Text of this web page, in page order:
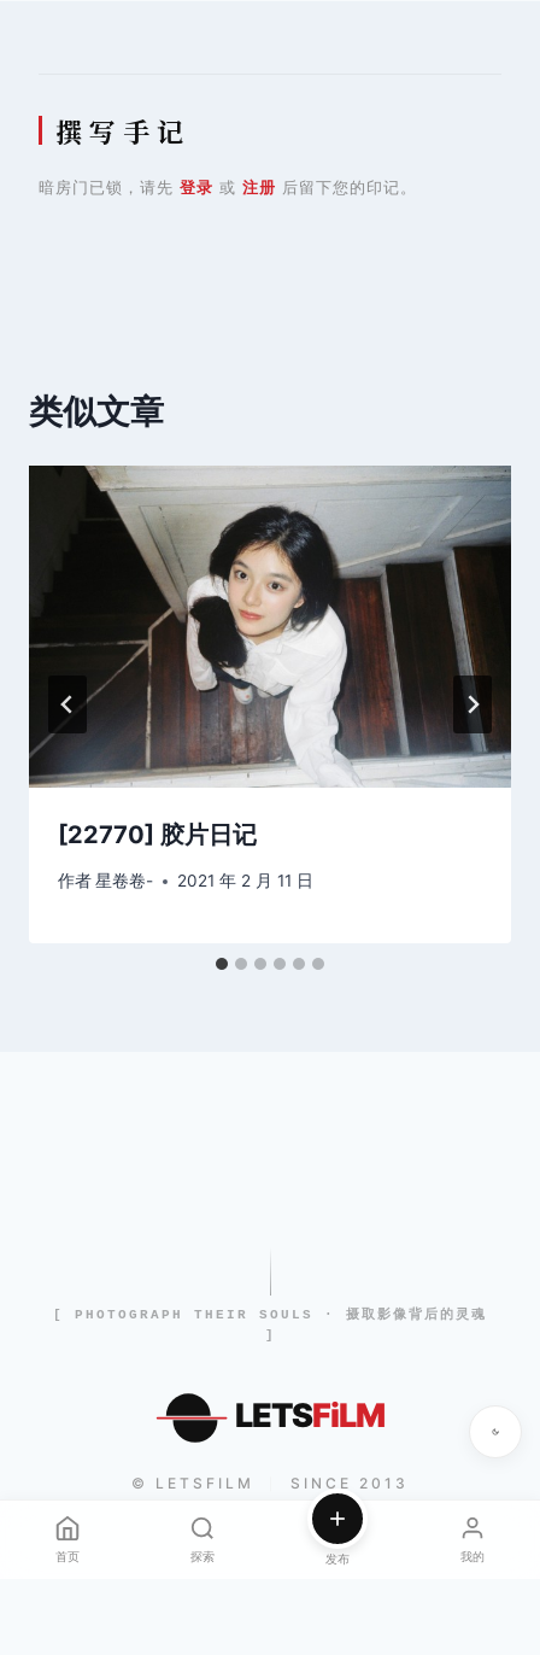
撰 写 手 记
暗房门已锁，请先 登录 或 注册 后留下您的印记。
类似文章
[22770] 胶片日记
作者星卷卷- 2021 年 2 月 11 日
[ PHOTOGRAPH THEIR SOULS · 摄取影像背后的灵魂
]
LETSFiLM
© LETSFILM SINCE 2013
首页 探索 发布 我的